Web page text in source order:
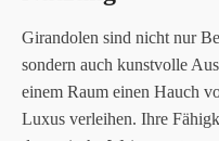
Girandolen sind nicht nur
sondern auch kunstvolle
einem Raum einen Hauch
Luxus verleihen. Ihre